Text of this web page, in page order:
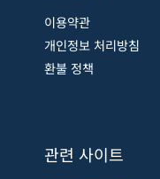
이용약관
개인정보 처리방침
환불 정책
관련 사이트